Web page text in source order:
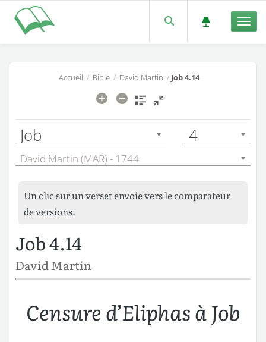
Accueil / Bible/ David Martin / Job 4.14
Job 4
David Martin (MAR) - 1744
Un clic sur un verset envoie vers le comparateur
de versions.
Job 4.14
David Martin
Censure d’Eliphas à Job